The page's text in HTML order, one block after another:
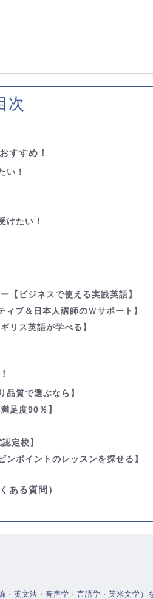
次
すすめ！
い！
けたい！
【ビジネスで使える実践英語】
ィブ＆日本人講師のＷサポート】
リス英語が学べる】
品質で選ぶなら】
満足度90％】
定校】
ピンポイントのレッスンを探せる】
くある質問）
英文法・音声学・言語学・英米文学）